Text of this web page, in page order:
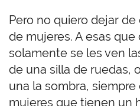
Pero no quiero dejar
de mujeres. A esas
solamente se les ven
de una silla de ruedas,
una la sombra, siempre
mujeres que tienen un